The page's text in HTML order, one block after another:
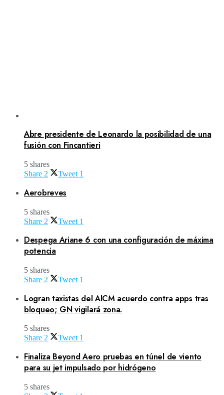
Abre presidente de Leonardo la posibilidad de una
fusión con Fincantieri
5 shares
Share 2 Tweet 1
Aerobreves
5 shares
Share 2 Tweet 1
Despega Ariane 6 con una configuración de máxima
potencia
5 shares
Share 2 Tweet 1
Logran taxistas del AICM acuerdo contra apps tras
bloqueo; GN vigilará zona.
5 shares
Share 2 Tweet 1
Finaliza Beyond Aero pruebas en túnel de viento
para su jet impulsado por hidrógeno
5 shares